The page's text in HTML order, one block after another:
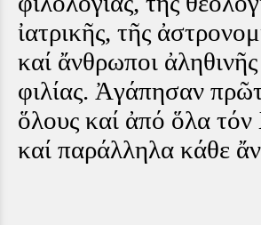
ἰατρικῆς, τῆς
καί ἄνθρωποι
φιλίας. Ἀγάπησαν
ὅλους καί ἀπό ὅλα τόν
καί παράλληλα κάθε